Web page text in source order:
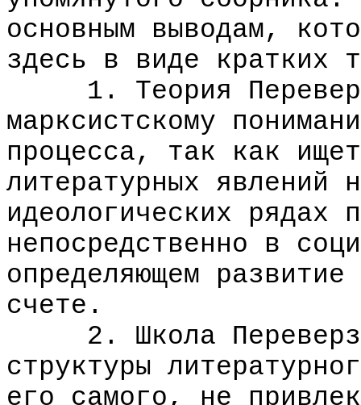
основным выводам,
здесь в виде кратких
1. Теория
марксистскому
процесса, так как
литературных явлений
идеологических рядах
непосредственно в
определяющем
счете.
2. Школа
структуры
его самого, не